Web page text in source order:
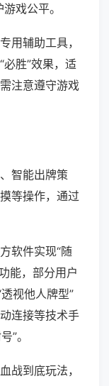
戏公平。
用辅助工具，
胜”效果，适
注意遵守游戏
智能出牌策
等操作，通过
软件实现“随
能，部分用户
视他人牌型”
连接等技术手
”。
战到底玩法，